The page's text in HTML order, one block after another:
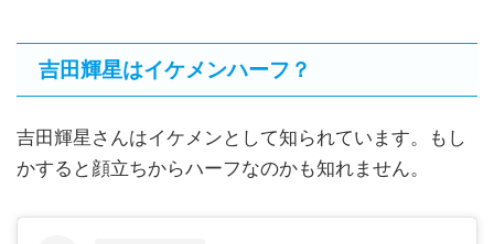
吉田輝星はイケメンハーフ？
吉田輝星さんはイケメンとして知られています。もし
かすると顔立ちからハーフなのかも知れません。